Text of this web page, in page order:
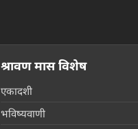
श्रावण मास विशेष
एकादशी
भविष्यवाणी